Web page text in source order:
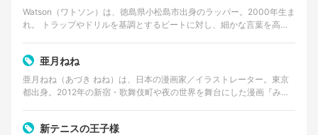
Watson（ワトソン）は、徳島県小松島市出身のラッパー。2000年生ま
れ。 トラップやドリルを基調とするビートに対し、細かな言葉を高速
亜月ねね
亜月ねね（あづき ねね）は、日本の漫画家／イラストレーター。東京
都出身。2012年の新宿・歌舞伎町や夜の世界を舞台にした漫画『みい
新テニスの王子様